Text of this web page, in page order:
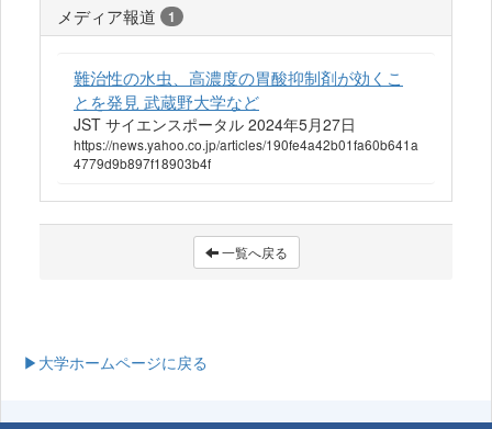
メディア報道 1
難治性の水虫、高濃度の胃酸抑制剤が効くこ
とを発見 武蔵野大学など
JST サイエンスポータル 2024年5月27日
https://news.yahoo.co.jp/articles/190fe4a42b01fa60b641a
4779d9b897f18903b4f
一覧へ戻る
▶大学ホームページに戻る